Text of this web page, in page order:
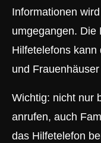
Informationen
umgegangen. Die
Hilfetelefons kann
und
Wichtig: nicht nur
anrufen, auch
das Hilfetelefon